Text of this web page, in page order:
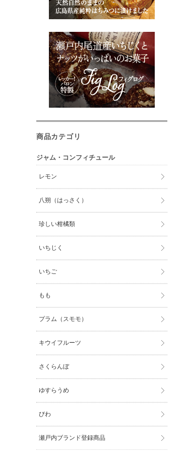
商品カテゴリ
ジャム・コンフィチュール
レモン
八朔（はっさく）
珍しい柑橘類
いちじく
いちご
もも
プラム（スモモ）
キウイフルーツ
さくらんぼ
ゆすらうめ
びわ
瀬戸内ブランド登録商品